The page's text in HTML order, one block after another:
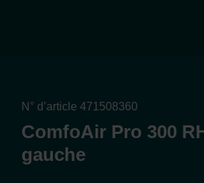
N° d’article 471508360
ComfoAir Pro 300
gauche